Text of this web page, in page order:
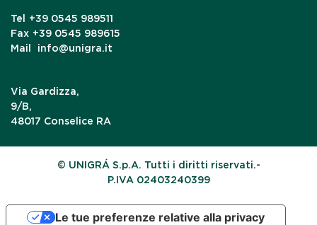
Tel
+39 0545 989511
Fax +39 0545 989615
Mail
info@unigra.it
Via Gardizza,
9/B,
48017 Conselice RA
© UNIGRÁ S.p.A. Tutti i diritti riservati.-
P.IVA 02403240399
Le tue preferenze relative alla privacy